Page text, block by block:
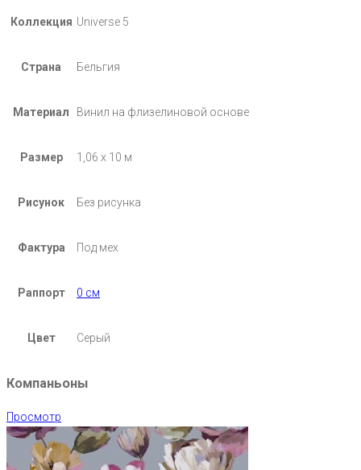
Коллекция Universe 5
Страна Бельгия
Материал Винил на флизелиновой основе
Размер 1,06 х 10 м
Рисунок Без рисунка
Фактура Под мех
Раппорт 0 см
Цвет Серый
Компаньоны
Просмотр